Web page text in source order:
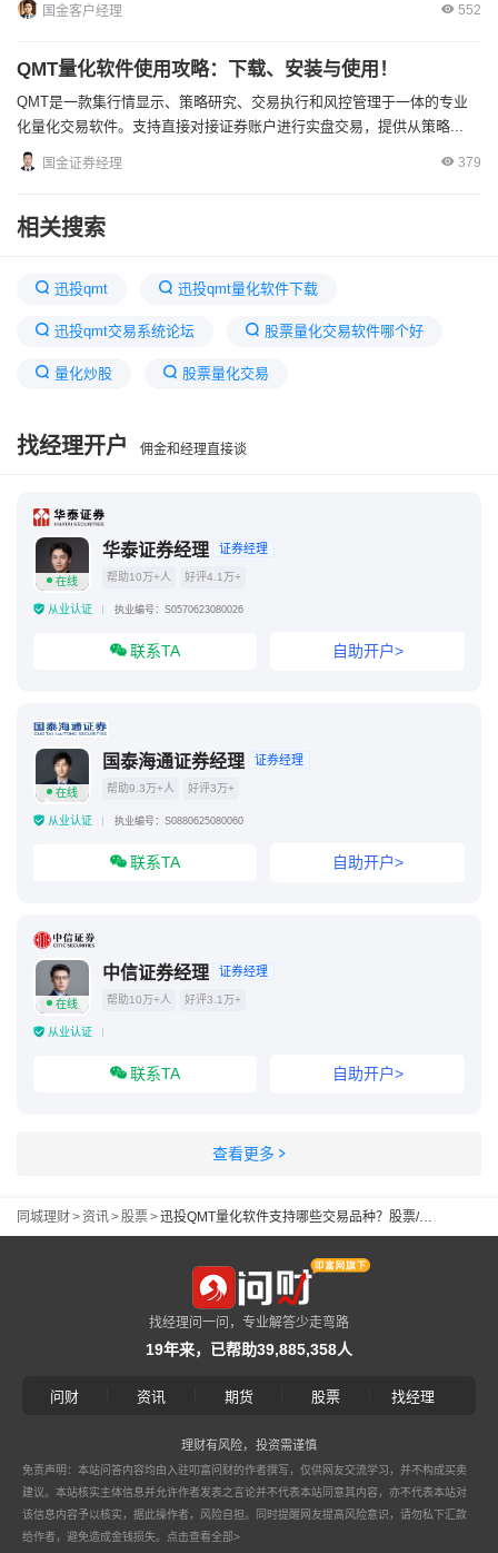
国金客户经理 552
QMT量化软件使用攻略：下载、安装与使用！
QMT是一款集行情显示、策略研究、交易执行和风控管理于一体的专业
化量化交易软件。支持直接对接证券账户进行实盘交易，提供从策略...
国金证券经理 379
相关搜索
迅投qmt 迅投qmt量化软件下载
迅投qmt交易系统论坛 股票量化交易软件哪个好
量化炒股 股票量化交易
可转债程序化交易软件有哪些
期货程序化交易软件哪个比较好
华泰证券量化交易软件
找经理开户 佣金和经理直接谈
在线
华泰证券经理 证券经理
帮助10万+人 好评4.1万+
从业认证 执业编号：S0570623080026
联系TA 自助开户>
在线
国泰海通证券经理 证券经理
帮助9.3万+人 好评3万+
从业认证 执业编号：S0880625080060
联系TA 自助开户>
在线
中信证券经理 证券经理
帮助10万+人 好评3.1万+
从业认证
联系TA 自助开户>
查看更多
同城理财>资讯> 股票> 迅投QMT量化软件支持哪些交易品种？股票/ETF/可转债/期货？
找经理问一问，专业解答少走弯路
19年来，已帮助39,885,358人
问财 资讯 期货 股票 找经理
理财有风险，投资需谨慎
免责声明：本站问答内容均由入驻叩富问财的作者撰写，仅供网友交流学习，并不构成买卖
建议。本站核实主体信息并允许作者发表之言论并不代表本站同意其内容，亦不代表本站对
该信息内容予以核实，据此操作者，风险自担。同时提醒网友提高风险意识，请勿私下汇款
给作者，避免造成金钱损失。 点击查看全部>